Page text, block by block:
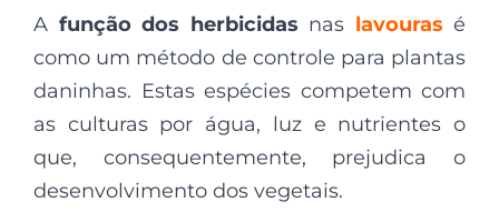
A função dos herbicidas nas lavouras é
como um método de controle para plantas
daninhas. Estas espécies competem com
as culturas por água, luz e nutrientes o
que, consequentemente, prejudica o
desenvolvimento dos vegetais.